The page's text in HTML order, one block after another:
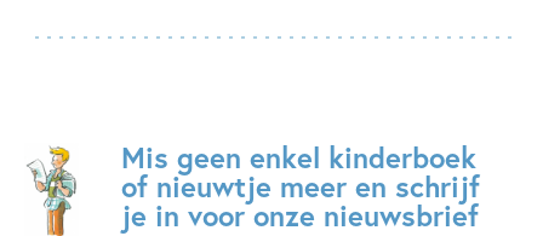
Mis geen enkel kinderboek
of nieuwtje meer en schrijf
je in voor onze nieuwsbrief